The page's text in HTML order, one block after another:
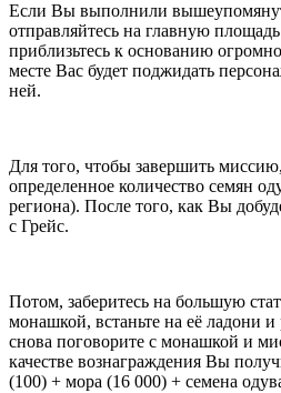
Если Вы выполнили
отправляйтесь на главную
приблизьтесь к основанию
месте Вас будет поджидать
ней.
Для того, чтобы завершить
определенное количество семян
региона). После того, как Вы
с Грейс.
Потом, заберитесь на большую
монашкой, встаньте на её ладони и
снова поговорите с монашкой и
качестве вознаграждения Вы
(100) + мора (16 000) + семена